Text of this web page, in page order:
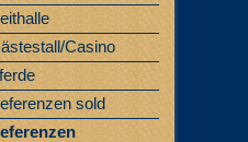
Casino
sold